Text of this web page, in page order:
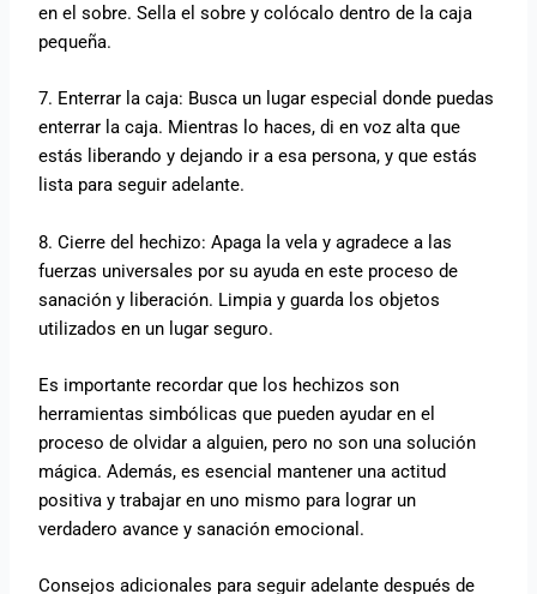
en el sobre. Sella el sobre y colócalo dentro de la caja
pequeña.
7. Enterrar la caja: Busca un lugar especial donde puedas
enterrar la caja. Mientras lo haces, di en voz alta que
estás liberando y dejando ir a esa persona, y que estás
lista para seguir adelante.
8. Cierre del hechizo: Apaga la vela y agradece a las
fuerzas universales por su ayuda en este proceso de
sanación y liberación. Limpia y guarda los objetos
utilizados en un lugar seguro.
Es importante recordar que los hechizos son
herramientas simbólicas que pueden ayudar en el
proceso de olvidar a alguien, pero no son una solución
mágica. Además, es esencial mantener una actitud
positiva y trabajar en uno mismo para lograr un
verdadero avance y sanación emocional.
Consejos adicionales para seguir adelante después de